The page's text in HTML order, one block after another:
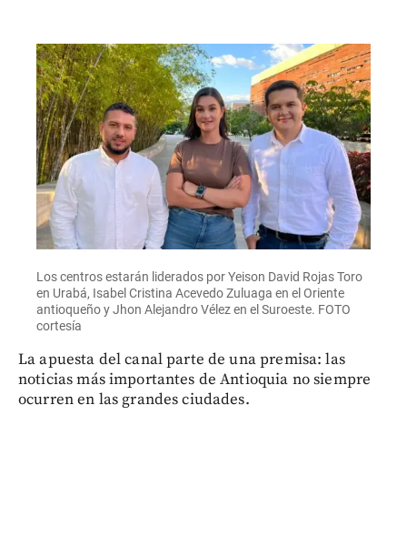
Los centros estarán liderados por Yeison David Rojas Toro
en Urabá, Isabel Cristina Acevedo Zuluaga en el Oriente
antioqueño y Jhon Alejandro Vélez en el Suroeste. FOTO
cortesía
La apuesta del canal parte de una premisa: las
noticias más importantes de Antioquia no siempre
ocurren en las grandes ciudades.